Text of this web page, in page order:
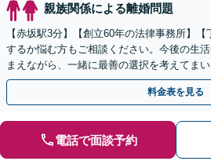
親族関係による離婚問題
【赤坂駅3分】【創立60年の法律事務所】
するか悩む方もご相談ください。今後の生
まえながら、一緒に最善の選択を考えてま
少しでも軽くできるよう、常に味方として
料金表を見る
電話で面談予約